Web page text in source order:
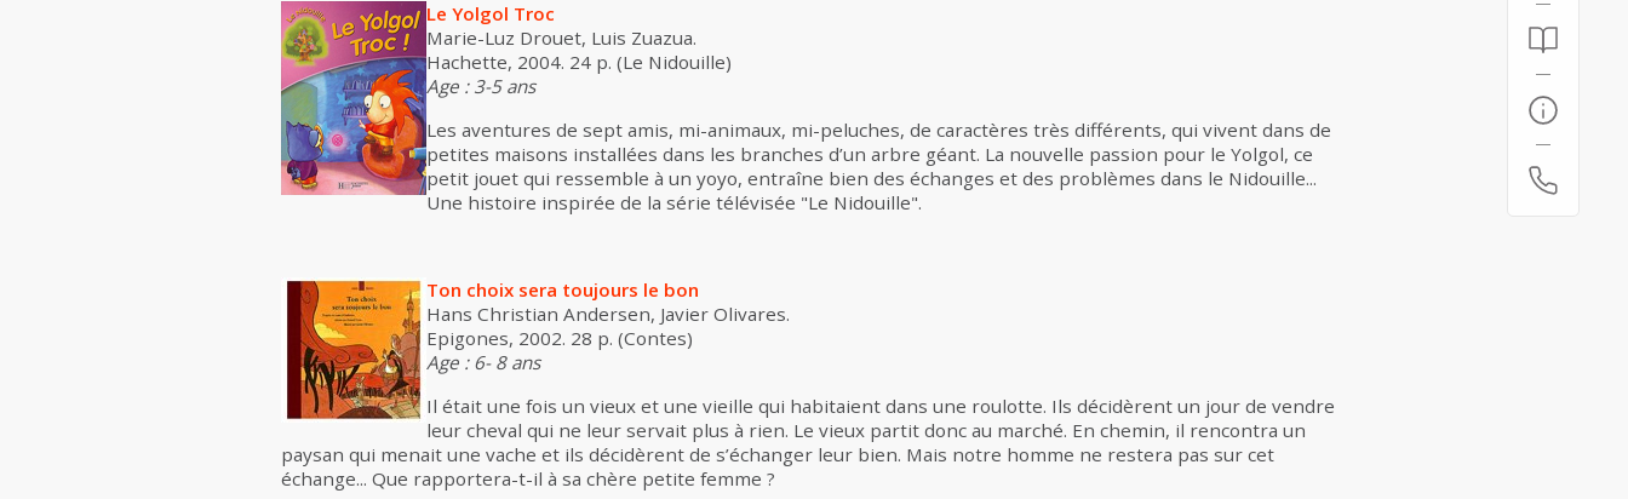
Le Yolgol Troc
Marie-Luz Drouet, Luis Zuazua.
Hachette, 2004. 24 p. (Le Nidouille)
Age : 3-5 ans
Les aventures de sept amis, mi-animaux, mi-peluches, de caractères très différents, qui vivent dans de
petites maisons installées dans les branches d’un arbre géant. La nouvelle passion pour le Yolgol, ce
petit jouet qui ressemble à un yoyo, entraîne bien des échanges et des problèmes dans le Nidouille...
Une histoire inspirée de la série télévisée "Le Nidouille".
Ton choix sera toujours le bon
Hans Christian Andersen, Javier Olivares.
Epigones, 2002. 28 p. (Contes)
Age : 6- 8 ans
Il était une fois un vieux et une vieille qui habitaient dans une roulotte. Ils décidèrent un jour de vendre
leur cheval qui ne leur servait plus à rien. Le vieux partit donc au marché. En chemin, il rencontra un
paysan qui menait une vache et ils décidèrent de s’échanger leur bien. Mais notre homme ne restera pas sur cet
échange... Que rapportera-t-il à sa chère petite femme ?